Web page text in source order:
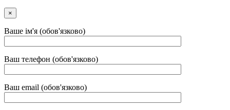
×
Ваше ім'я (обов'язково)
Ваш телефон (обов'язково)
Ваш email (обов'язково)